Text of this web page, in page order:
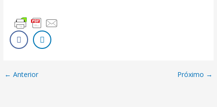
← Anterior Próximo →